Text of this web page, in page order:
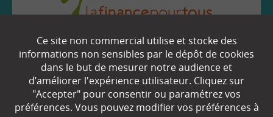
EN SAVOIR
Qui sommes-nous ?
Ce site non commercial utilise et stocke des
informations non sensibles par le dépôt de cookies
dans le but de mesurer notre audience et
d’améliorer l'expérience utilisateur. Cliquez sur
"Accepter" pour consentir ou paramétrez vos
préférences. Vous pouvez modifier vos préférences à